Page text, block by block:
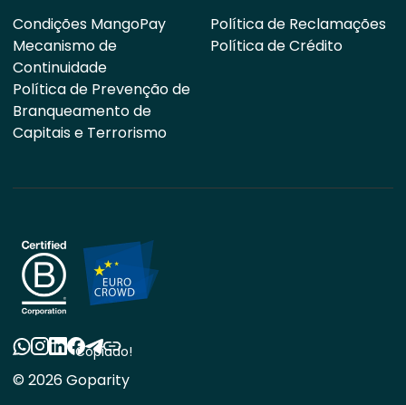
Condições MangoPay
Mecanismo de
Continuidade
Política de Prevenção de
Branqueamento de
Capitais e Terrorismo
Política de Reclamações
Política de Crédito
© 2026 Goparity
Copiado!